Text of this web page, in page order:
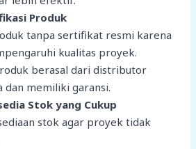
Produk
tanpa sertifikat resmi karena
kualitas proyek.
berasal dari distributor
dan memiliki garansi.
Stok yang Cukup
stok agar proyek tidak